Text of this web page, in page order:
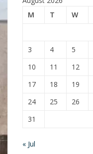
M
T W
3
4 5
10
11 12
17
18 19
24
25 26
31
« Jul